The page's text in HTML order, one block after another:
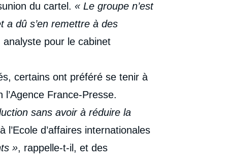
du cartel. « Le groupe n’est
a dû s’en remettre à des
pour le cabinet
certains ont préféré se tenir à
l’Agence France-Presse.
sans avoir à réduire la
d’affaires internationales
», rappelle-t-il, et des